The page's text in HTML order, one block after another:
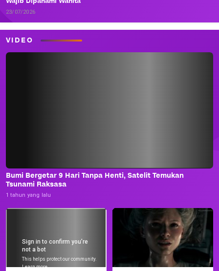
23/07/2026
VIDEO
Bumi Bergetar 9 Hari Tanpa Henti, Satelit Temukan
Tsunami Raksasa
1 tahun yang lalu